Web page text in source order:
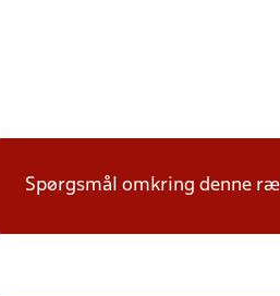
Spørgsmål omkring denne